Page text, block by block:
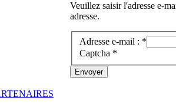
Veuillez saisir l'adresse e-
adresse.
Adresse e-mail : *
Captcha *
Envoyer